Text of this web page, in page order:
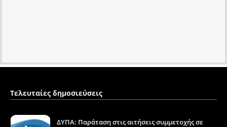
Τελευταίες δημοσιεύσεις
ΔΥΠΑ: Παράταση στις αιτήσεις συμμετοχής σε